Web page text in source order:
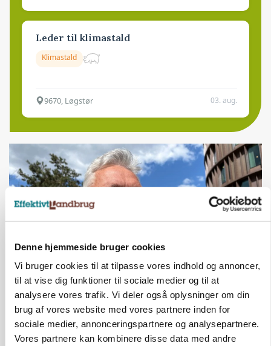
Denne hjemmeside bruger cookies
Vi bruger cookies til at tilpasse vores indhold og annoncer,
til at vise dig funktioner til sociale medier og til at
analysere vores trafik. Vi deler også oplysninger om din
brug af vores website med vores partnere inden for
sociale medier, annonceringspartnere og analysepartnere.
Vores partnere kan kombinere disse data med andre
Leder til klimastald
Klimastald
9670, Løgstør 03. aug.
CAP-I-DANMARK
Fjerkræbranchen: - Vi forlanger ens
konkurrence- og produktionsvilkår